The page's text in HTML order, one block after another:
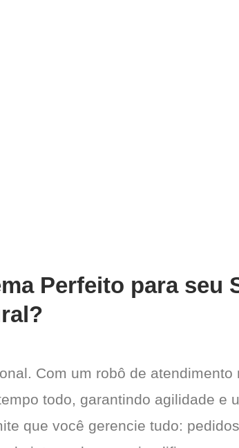
Perfeito para seu
Com um robô de atendimento
todo, garantindo agilidade e
que você gerencie tudo: